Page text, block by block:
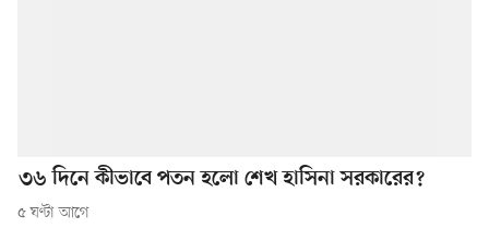
৩৬ দিনে কীভাবে পতন হলো শেখ হাসিনা সরকারের?
৫ ঘণ্টা আগে